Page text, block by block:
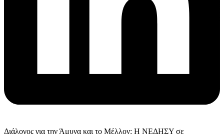
Διάλογος για την Άμυνα και το Μέλλον: Η ΝΕΔΗΣΥ σε